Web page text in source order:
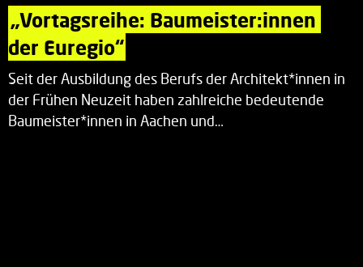
„Vortagsreihe: Baumeister:innen
der Euregio“
Seit der Ausbildung des Berufs der Architekt*innen in
der Frühen Neuzeit haben zahlreiche bedeutende
Baumeister*innen in Aachen und…